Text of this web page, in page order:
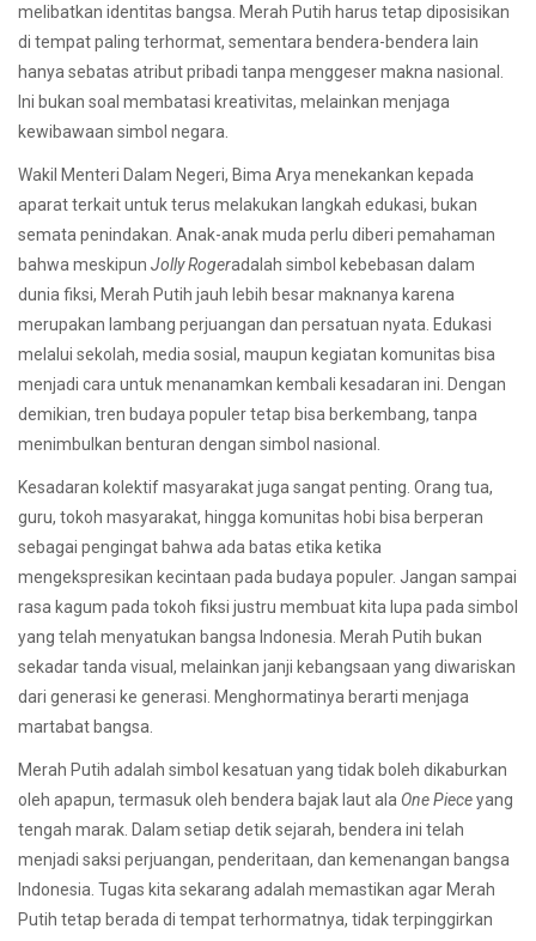
melibatkan identitas bangsa. Merah Putih harus tetap diposisikan
di tempat paling terhormat, sementara bendera-bendera lain
hanya sebatas atribut pribadi tanpa menggeser makna nasional.
Ini bukan soal membatasi kreativitas, melainkan menjaga
kewibawaan simbol negara.
Wakil Menteri Dalam Negeri, Bima Arya menekankan kepada
aparat terkait untuk terus melakukan langkah edukasi, bukan
semata penindakan. Anak-anak muda perlu diberi pemahaman
bahwa meskipun Jolly Rogeradalah simbol kebebasan dalam
dunia fiksi, Merah Putih jauh lebih besar maknanya karena
merupakan lambang perjuangan dan persatuan nyata. Edukasi
melalui sekolah, media sosial, maupun kegiatan komunitas bisa
menjadi cara untuk menanamkan kembali kesadaran ini. Dengan
demikian, tren budaya populer tetap bisa berkembang, tanpa
menimbulkan benturan dengan simbol nasional.
Kesadaran kolektif masyarakat juga sangat penting. Orang tua,
guru, tokoh masyarakat, hingga komunitas hobi bisa berperan
sebagai pengingat bahwa ada batas etika ketika
mengekspresikan kecintaan pada budaya populer. Jangan sampai
rasa kagum pada tokoh fiksi justru membuat kita lupa pada simbol
yang telah menyatukan bangsa Indonesia. Merah Putih bukan
sekadar tanda visual, melainkan janji kebangsaan yang diwariskan
dari generasi ke generasi. Menghormatinya berarti menjaga
martabat bangsa.
Merah Putih adalah simbol kesatuan yang tidak boleh dikaburkan
oleh apapun, termasuk oleh bendera bajak laut ala One Pieceyang
tengah marak. Dalam setiap detik sejarah, bendera ini telah
menjadi saksi perjuangan, penderitaan, dan kemenangan bangsa
Indonesia. Tugas kita sekarang adalah memastikan agar Merah
Putih tetap berada di tempat terhormatnya, tidak terpinggirkan